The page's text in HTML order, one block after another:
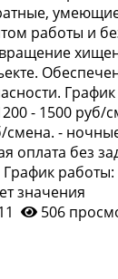
работы и
- 1500 руб/
смена. -
оплата без
График
значения
506